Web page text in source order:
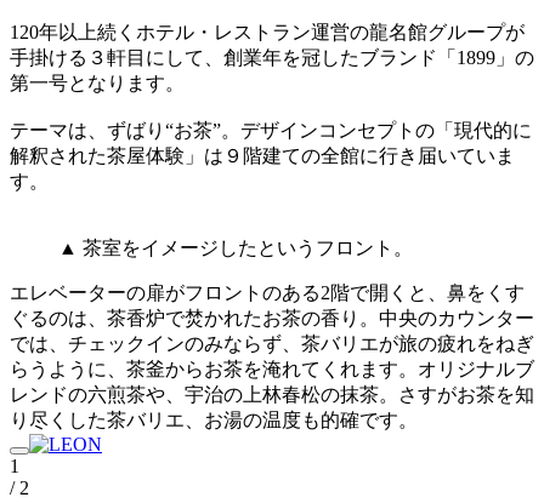
120年以上続くホテル・レストラン運営の龍名館グループが
手掛ける３軒目にして、創業年を冠したブランド「1899」の
第一号となります。
テーマは、ずばり“お茶”。デザインコンセプトの「現代的に
解釈された茶屋体験」は９階建ての全館に行き届いていま
す。
▲ 茶室をイメージしたというフロント。
エレベーターの扉がフロントのある2階で開くと、鼻をくす
ぐるのは、茶香炉で焚かれたお茶の香り。中央のカウンター
では、チェックインのみならず、茶バリエが旅の疲れをねぎ
らうように、茶釜からお茶を淹れてくれます。オリジナルブ
レンドの六煎茶や、宇治の上林春松の抹茶。さすがお茶を知
り尽くした茶バリエ、お湯の温度も的確です。
1
/ 2